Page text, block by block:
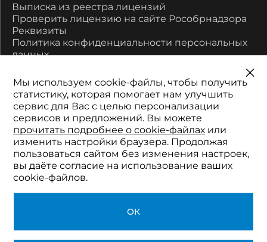
Выписка из реестра лицензий
Проверить лицензию на сайте Рособрнадзора
Реквизиты
Политика конфиденциальности персональных
данных
450077, Республика Башкортостан, город Уфа,
улица Цюрупы, дом 17
Многоканальный:
8-800-700-11-52
Телефон:
+7 (347) 201-01-90
Электронная почта:
2511152@mail.ru
© 2026 Академия профессионального
Мы используем cookie-файлы, чтобы получить
статистику, которая помогает нам улучшить
сервис для Вас с целью персонализации
сервисов и предложений. Вы можете
прочитать подробнее о cookie-файлах или
изменить настройки браузера. Продолжая
пользоваться сайтом без изменения настроек,
вы даёте согласие на использование ваших
cookie-файлов.
ОК